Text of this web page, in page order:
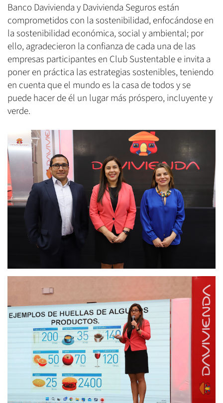
Banco Davivienda y Davivienda Seguros están
comprometidos con la sostenibilidad, enfocándose en
la sostenibilidad económica, social y ambiental; por
ello, agradecieron la confianza de cada una de las
empresas participantes en Club Sustentable e invita a
poner en práctica las estrategias sostenibles, teniendo
en cuenta que el mundo es la casa de todos y se
puede hacer de él un lugar más próspero, incluyente y
verde.